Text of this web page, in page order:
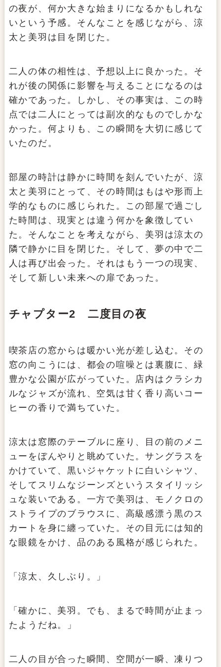
の夜が、何か大きな始まりになるかもしれな
いという予感。そんなことを感じながら、涼
太と美羽は目を閉じた。
二人の体の相性は、予想以上に良かった。そ
れが後の関係に影響を与えることになるのは
確かであった。しかし、その事実は、この時
点では二人にとっては副次的なものでしかな
かった。何よりも、この瞬間を大切に感じて
いたのだ。
部屋の時計は静かに時間を刻んでいたが、涼
太と美羽にとって、その時間はもはや形而上
学的なものに感じられた。この部屋で過ごし
た時間は、現実とは違う何かを象徴してい
た。そんなことを考えながら、美羽は涼太の
隣で静かに目を閉じた。そして、夢の中で二
人は再び出会った。それはもう一つの現実、
そして新しい未来への扉であった。
チャプター2 二度目の夜
喫茶店の窓からは暖かい光が差し込む。その
窓の向こうには、都会の喧噪とは裏腹に、緑
豊かな公園が広がっていた。店内はクラシカ
ルなジャズが流れ、空気は甘く香り高いコー
ヒーの香りで満ちていた。
涼太は窓際のテーブルに座り、目の前のメニ
ューをぼんやりと眺めていた。サングラスを
かけていて、黒いジャケットに白いシャツ、
そしてスリムなジーンズというスタイリッシ
ュな装いである。一方で美羽は、モノクロの
ストライプのブラウスに、高級感漂う黒のス
カートを身に纏っていた。その目元には知的
な眼鏡をかけ、品のある風格が感じられた。
「涼太、久しぶり。」
「確かに、美羽。でも、まるで時間が止まっ
たようだね。」
二人の目が合った瞬間、空間が一瞬、凍りつ